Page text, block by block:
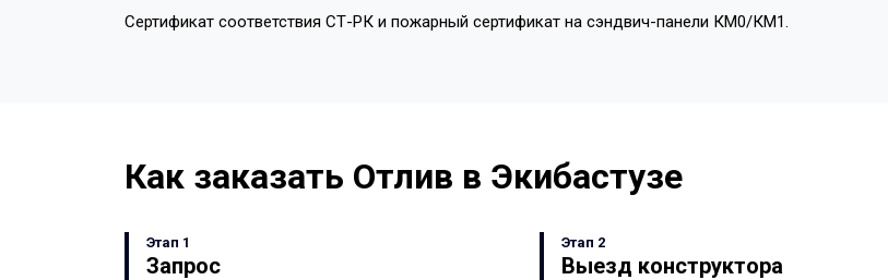
Сертификат соответствия СТ-РК и пожарный сертификат на сэндвич-панели КМ0/КМ1.
Как заказать Отлив в Экибастузе
Этап 1
Запрос
Этап 2
Выезд конструктора